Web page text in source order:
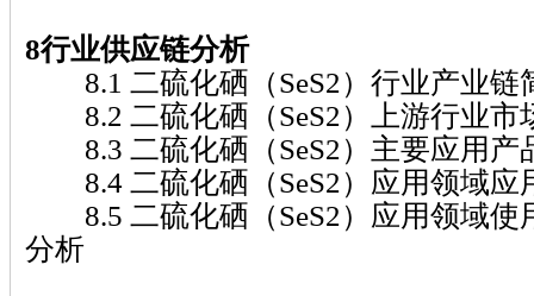
8行业供应链分析
8.1 二硫化硒（SeS2）行业产业链
8.2 二硫化硒（SeS2）上游行业市
8.3 二硫化硒（SeS2）主要应用产
8.4 二硫化硒（SeS2）应用领域应
8.5 二硫化硒（SeS2）应用领域使
分析